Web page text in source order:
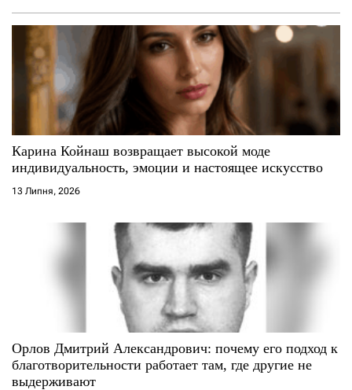
я
и
с
Карина Койнаш возвращает высокой моде
индивидуальность, эмоции и настоящее искусство
13 Липня, 2026
Орлов Дмитрий Александрович: почему его подход к
благотворительности работает там, где другие не
выдерживают